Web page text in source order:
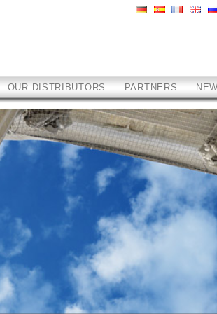
OUR DISTRIBUTORS PARTNERS